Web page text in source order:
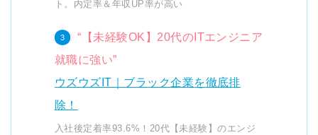
ト。内定率＆年収UP率が高い
“【未経験OK】20代のITエンジニア
就職に強い”
ウズウズIT｜ブラック企業を徹底排
除！
入社後定着率93.6%！20代【未経験】のエンジ